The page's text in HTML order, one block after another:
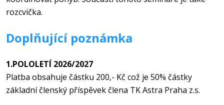
rozcvička.
Doplňující poznámka
1.POLOLETÍ 2026/2027
Platba obsahuje částku 200,- Kč což je 50% částky
základní členský příspěvek člena TK Astra Praha z.s.